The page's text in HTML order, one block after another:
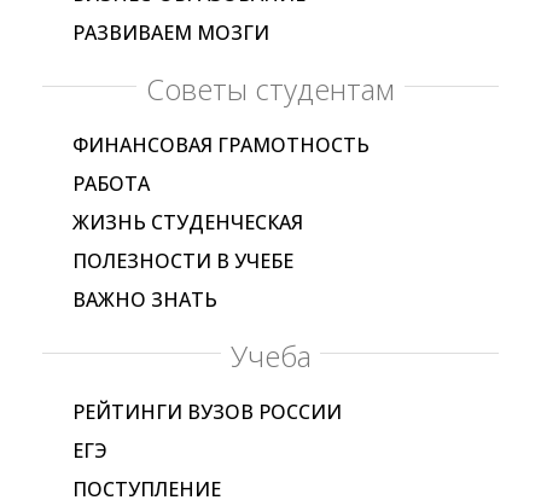
РАЗВИВАЕМ МОЗГИ
Советы студентам
ФИНАНСОВАЯ ГРАМОТНОСТЬ
РАБОТА
ЖИЗНЬ СТУДЕНЧЕСКАЯ
ПОЛЕЗНОСТИ В УЧЕБЕ
ВАЖНО ЗНАТЬ
Учеба
РЕЙТИНГИ ВУЗОВ РОССИИ
ЕГЭ
ПОСТУПЛЕНИЕ